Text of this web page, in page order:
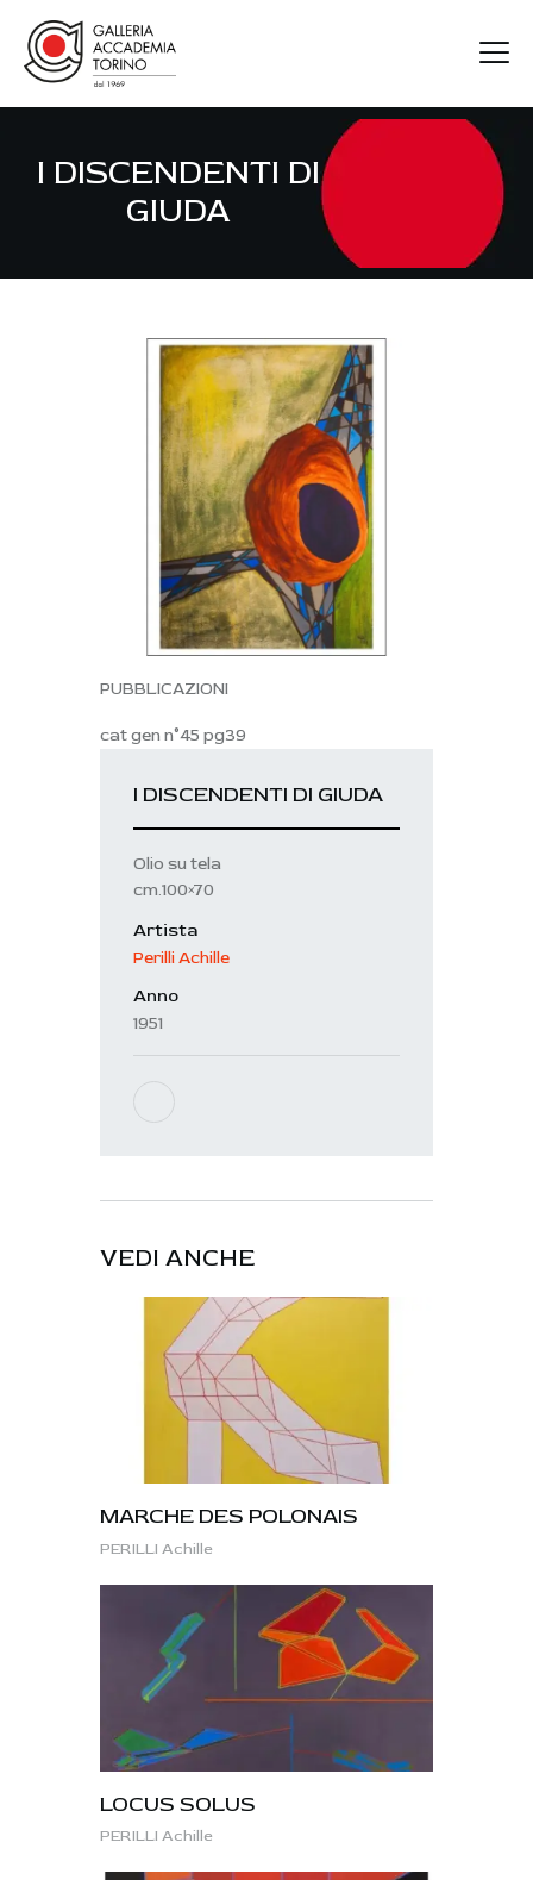
I DISCENDENTI DI
GIUDA
GAT
ARTISTI
CONTATTI
PUBBLICAZIONI
cat gen n°45 pg39
I DISCENDENTI DI GIUDA
Olio su tela
cm.100×70
Artista
Perilli Achille
Anno
1951
VEDI ANCHE
MARCHE DES POLONAIS
PERILLI Achille
LOCUS SOLUS
PERILLI Achille